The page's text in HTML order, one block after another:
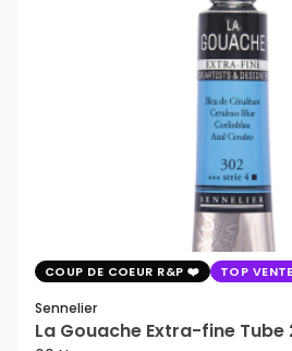
COUP DE COEUR R&P TOP VENTE
Sennelier
La Gouache Extra-fine Tube